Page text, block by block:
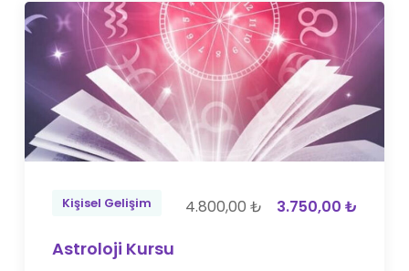
Kişisel Gelişim 4.800,00 ₺ 3.750,00 ₺
Astroloji Kursu